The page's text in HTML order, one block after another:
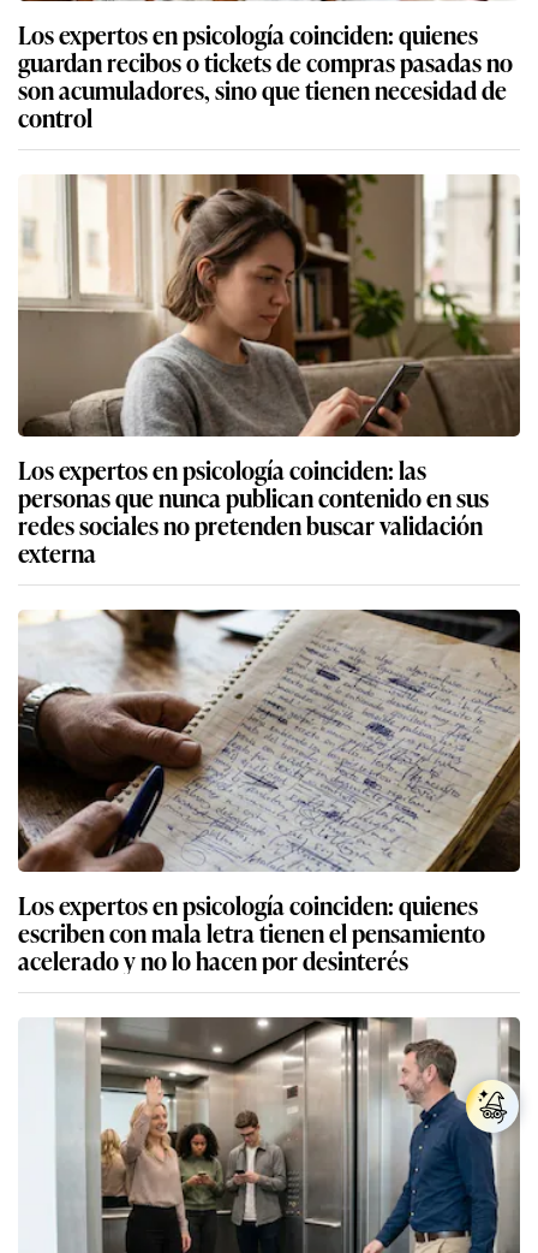
Los expertos en psicología coinciden: quienes
guardan recibos o tickets de compras pasadas no
son acumuladores, sino que tienen necesidad de
control
Los expertos en psicología coinciden: las
personas que nunca publican contenido en sus
redes sociales no pretenden buscar validación
externa
Los expertos en psicología coinciden: quienes
escriben con mala letra tienen el pensamiento
acelerado y no lo hacen por desinterés